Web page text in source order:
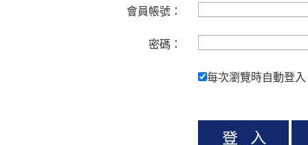
會員帳號：
密碼：
每次瀏覽時自動登入